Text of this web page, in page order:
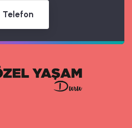
Telefon